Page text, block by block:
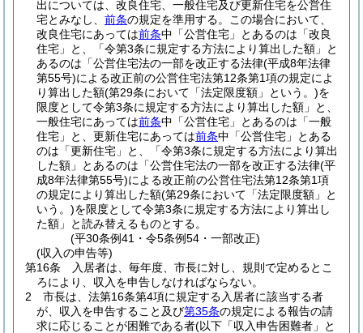
出については、改良住宅、一般住宅及び更新住宅を公営住
宅とみなし、 前条の規定を準用する。
この場合において、
改良住宅にあっては前条中「公営住宅」とあるのは「改良
住宅」と、「令第3条に規定する方法により算出した額」と
あるのは「公営住宅法の一部を改正する法律(平成8年法律
第55号)による改正前の公営住宅法第12条第1項の規定によ
り算出した額(第29条において「法定限度額」という。)を
限度として令第3条に規定する方法により算出した額」と、
一般住宅にあっては前条中「公営住宅」とあるのは「一般
住宅」と、更新住宅にあっては前条中「公営住宅」とある
のは「更新住宅」と、「令第3条に規定する方法により算出
した額」とあるのは「公営住宅法の一部を改正する法律(平
成8年法律第55号)による改正前の公営住宅法第12条第1項
の規定により算出した額(第29条において「法定限度額」と
いう。)を限度として令第3条に規定する方法により算出し
た額」と読み替えるものとする。
(平30条例41・令5条例54・一部改正)
(収入の申告等)
第16条
入居者は、毎年度、市長に対し、規則で定めるとこ
ろにより、収入を申告しなければならない。
2
市長は、法第16条第4項に規定する入居者に該当する者
が、収入を申告すること及び第35条の規定による報告の請
求に応じることが困難である者(以下「収入申告困難者」と